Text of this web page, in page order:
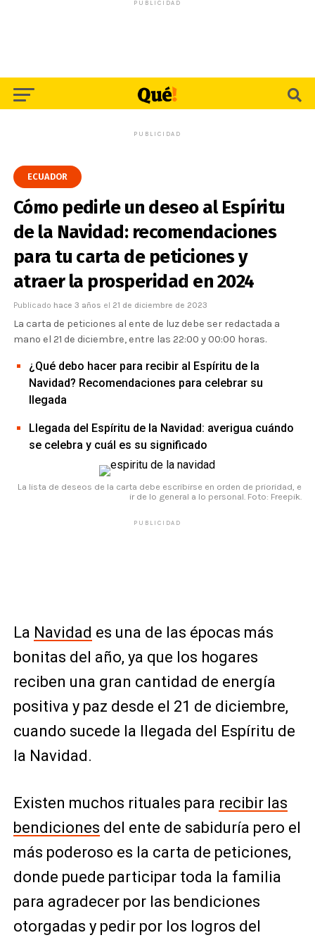
PUBLICIDAD
PUBLICIDAD
ECUADOR
Cómo pedirle un deseo al Espíritu
de la Navidad: recomendaciones
para tu carta de peticiones y
atraer la prosperidad en 2024
Publicado hace 3 años el 21 de diciembre de 2023
La carta de peticiones al ente de luz debe ser redactada a
mano el 21 de diciembre, entre las 22:00 y 00:00 horas.
¿Qué debo hacer para recibir al Espíritu de la
Navidad? Recomendaciones para celebrar su
llegada
Llegada del Espíritu de la Navidad: averigua cuándo
se celebra y cuál es su significado
La lista de deseos de la carta debe escribirse en orden de prioridad, e
ir de lo general a lo personal. Foto: Freepik.
PUBLICIDAD
La Navidad es una de las épocas más
bonitas del año, ya que los hogares
reciben una gran cantidad de energía
positiva y paz desde el 21 de diciembre,
cuando sucede la llegada del Espíritu de
la Navidad.
Existen muchos rituales para recibir las
bendiciones del ente de sabiduría pero el
más poderoso es la carta de peticiones,
donde puede participar toda la familia
para agradecer por las bendiciones
otorgadas y pedir por los logros del